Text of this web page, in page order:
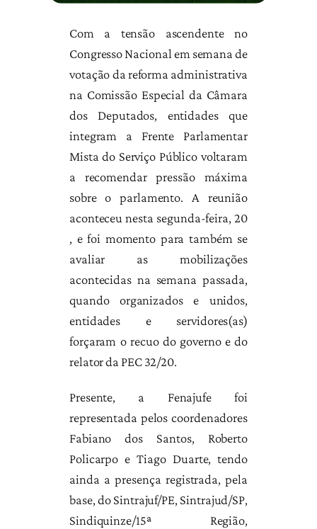
Com a tensão ascendente no
Congresso Nacional em semana de
votação da reforma administrativa
na Comissão Especial da Câmara
dos Deputados, entidades que
integram a Frente Parlamentar
Mista do Serviço Público voltaram
a recomendar pressão máxima
sobre o parlamento. A reunião
aconteceu nesta segunda-feira, 20
, e foi momento para também se
avaliar as mobilizações
acontecidas na semana passada,
quando organizados e unidos,
entidades e servidores(as)
forçaram o recuo do governo e do
relator da PEC 32/20.
Presente, a Fenajufe foi
representada pelos coordenadores
Fabiano dos Santos, Roberto
Policarpo e Tiago Duarte, tendo
ainda a presença registrada, pela
base, do Sintrajuf/PE, Sintrajud/SP,
Sindiquinze/15ª Região,